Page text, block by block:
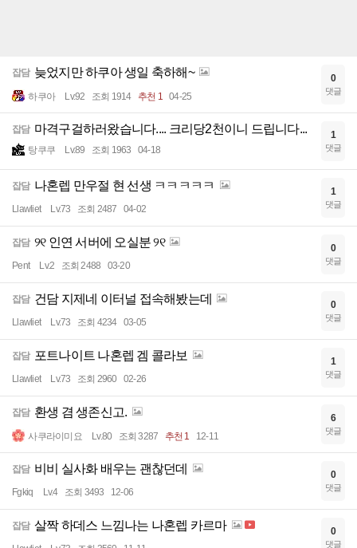
잡담 늦었지만 하쿠아 생일 축하해~
하쿠아 Lv.92 조회 1914 추천 1 04-25
0
댓글
잡담 마격구걸하러왔습니다.... 크리당2천이니 드립니다...
탕쿠쿠 Lv.89 조회 1963 04-18
1
댓글
잡담 나혼렙 만우절 현 선생 ㅋㅋㅋㅋㅋ
Llawliet Lv.73 조회 2487 04-02
1
댓글
잡담 ୨୧ 인연 서버에 오실분 ୨୧
Pent Lv.2 조회 2488 03-20
0
댓글
잡담 건담 지제네 이터널 접속해봤는데
Llawliet Lv.73 조회 4234 03-05
0
댓글
잡담 포트나이트 나혼렙 겜 콜라보
Llawliet Lv.73 조회 2960 02-26
1
댓글
잡담 환생 겸 생존신고.
사쿠라이미요 Lv.80 조회 3287 추천 1 12-11
6
댓글
잡담 비비 실사화 배우는 괜찮던데
Fgkiq Lv.4 조회 3493 12-06
0
댓글
잡담 살짝 하데스 느낌나는 나혼렙 카르마 0
댓글